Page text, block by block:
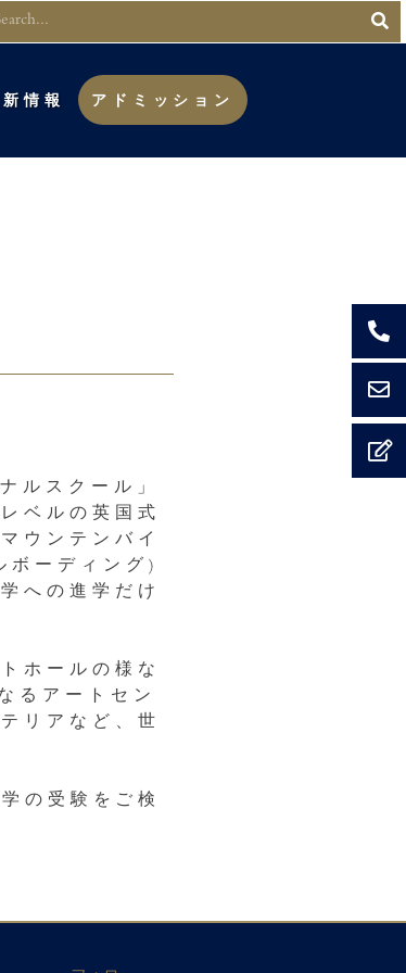
情報 アドミッション
ルスクール」
ベルの英国式
ウンテンバイ
ボーディング)
への進学だけ
ホールの様な
るアートセン
リアなど、世
の受験をご検